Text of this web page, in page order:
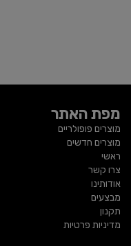
מפת האתר
מוצרים פופולריים
מוצרים חדשים
ראשי
צרו קשר
אודותינו
מבצעים
תקנון
מדיניות פרטיות